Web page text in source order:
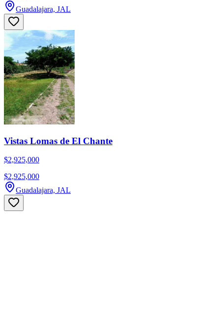
Guadalajara, JAL
Vistas Lomas de El Chante
$2,925,000
$2,925,000
Guadalajara, JAL